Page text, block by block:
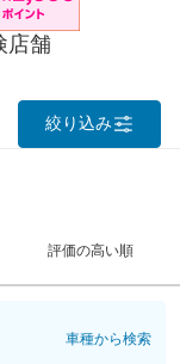
店舗
絞り込み
評価の高い順
車種から検索